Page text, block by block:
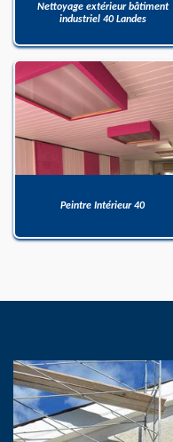
Nettoyage extérieur bâtiment
industriel 40 Landes
Peintre Intérieur 40